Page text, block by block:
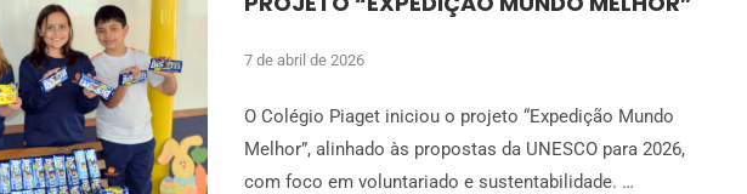
7 de abril de 2026
O Colégio Piaget iniciou o projeto “Expedição Mundo
Melhor”, alinhado às propostas da UNESCO para 2026,
com foco em voluntariado e sustentabilidade. …